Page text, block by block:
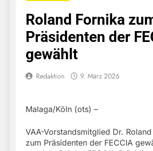
Roland Fornika
Präsidenten der
gewählt
Redaktion 9. März 2026
Malaga/Köln (ots) –
VAA-Vorstandsmitglied Dr.
zum Präsidenten der FECCIA